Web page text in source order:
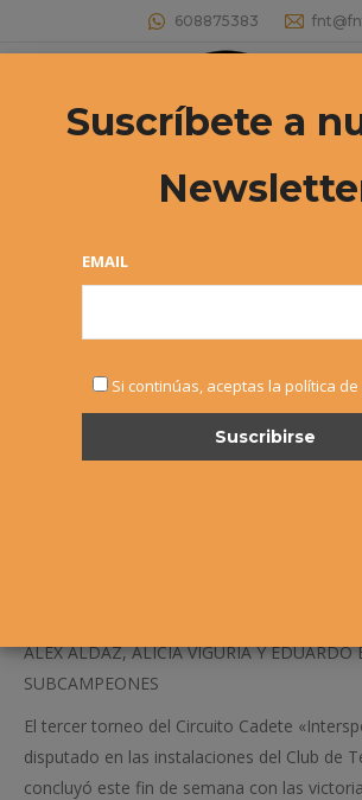
608875383
Buscar:
ALEX ALDAZ, ALICIA VIGURIA Y EDUARDO
SUBCAMPEONES
El tercer torneo del Circuito Cadete
disputado en las instalaciones del Club de
concluyó este fin de semana con las
Suscríbete a
EMAIL
Si continúas, aceptas la política